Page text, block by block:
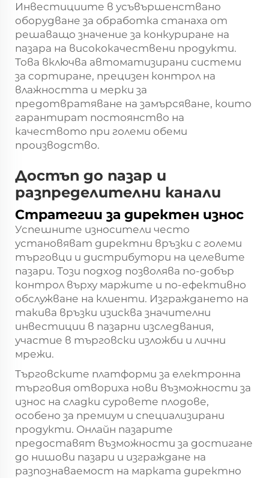
Инвестициите в усъвършенствано
оборудване за обработка станаха от
решаващо значение за конкуриране на
пазара на висококачествени продукти.
Това включва автоматизирани системи
за сортиране, прецизен контрол на
влажността и мерки за
предотвратяване на замърсяване, които
гарантират постоянство на
качеството при големи обеми
производство.
Достъп до пазар и
разпределителни канали
Стратегии за директен износ
Успешните износители често
установяват директни връзки с големи
търговци и дистрибутори на целевите
пазари. Този подход позволява по-добър
контрол върху маржите и по-ефективно
обслужване на клиенти. Изграждането на
такива връзки изисква значителни
инвестиции в пазарни изследвания,
участие в търговски изложби и лични
мрежи.
Търговските платформи за електронна
търговия отвориха нови възможности за
износ на сладки суровете плодове,
особено за премиум и специализирани
продукти. Онлайн пазарите
предоставят възможности за достигане
до нишови пазари и изграждане на
разпознаваемост на марката директно